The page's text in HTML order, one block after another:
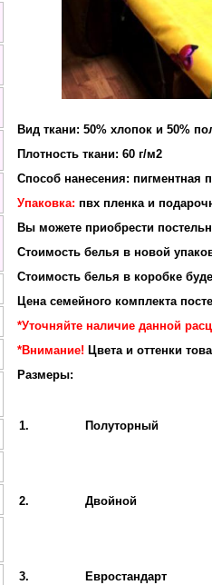
Вид ткани: 50% хлопок и 50%
Плотность ткани: 60 г/м2
Способ нанесения: пигментная
Упаковка: пвх пленка и
Вы можете приобрести
Стоимость белья в новой
Стоимость белья в коробке
Цена семейного комплекта
*Уточняйте наличие данной
*Внимание! Цвета и оттенки
Размеры:
1. Полуторный
2. Двойной
3. Евростандарт